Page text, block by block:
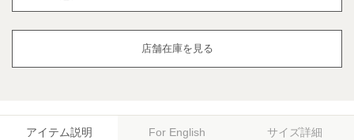
店舗在庫を見る
アイテム説明 For English サイズ詳細